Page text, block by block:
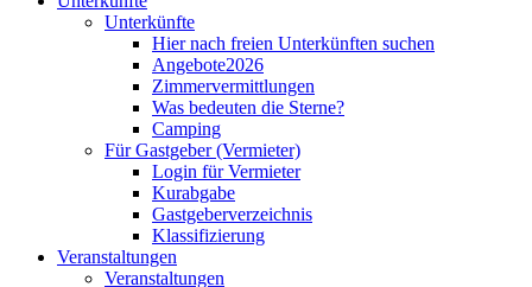
Unterkünfte
Hier nach freien Unterkünften suchen
Angebote2026
Zimmervermittlungen
Was bedeuten die Sterne?
Camping
Für Gastgeber (Vermieter)
Login für Vermieter
Kurabgabe
Gastgeberverzeichnis
Klassifizierung
Veranstaltungen
Veranstaltungen